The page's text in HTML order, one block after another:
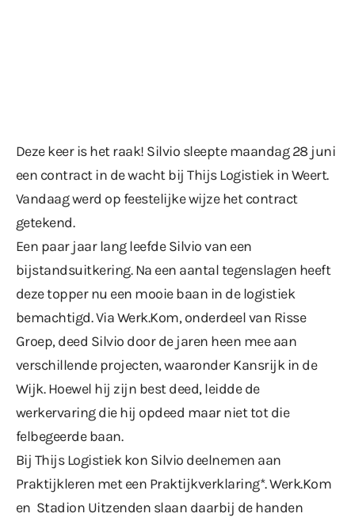
Deze keer is het raak! Silvio sleepte maandag 28 juni
een contract in de wacht bij Thijs Logistiek in Weert.
Vandaag werd op feestelijke wijze het contract
getekend.
Een paar jaar lang leefde Silvio van een
bijstandsuitkering. Na een aantal tegenslagen heeft
deze topper nu een mooie baan in de logistiek
bemachtigd. Via Werk.Kom, onderdeel van Risse
Groep, deed Silvio door de jaren heen mee aan
verschillende projecten, waaronder Kansrijk in de
Wijk. Hoewel hij zijn best deed, leidde de
werkervaring die hij opdeed maar niet tot die
felbegeerde baan.
Bij Thijs Logistiek kon Silvio deelnemen aan
Praktijkleren met een Praktijkverklaring*. Werk.Kom
en Stadion Uitzenden slaan daarbij de handen